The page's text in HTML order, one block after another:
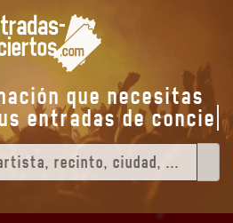
que necesitas
entradas decon